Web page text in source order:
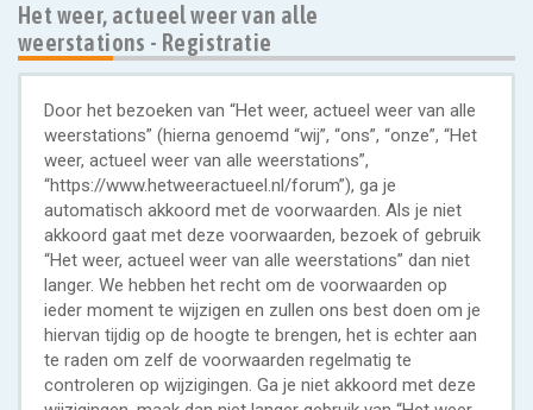
Het weer, actueel weer van alle
weerstations - Registratie
Door het bezoeken van “Het weer, actueel weer van alle
weerstations” (hierna genoemd “wij”, “ons”, “onze”, “Het
weer, actueel weer van alle weerstations”,
“https://www.hetweeractueel.nl/forum”), ga je
automatisch akkoord met de voorwaarden. Als je niet
akkoord gaat met deze voorwaarden, bezoek of gebruik
“Het weer, actueel weer van alle weerstations” dan niet
langer. We hebben het recht om de voorwaarden op
ieder moment te wijzigen en zullen ons best doen om je
hiervan tijdig op de hoogte te brengen, het is echter aan
te raden om zelf de voorwaarden regelmatig te
controleren op wijzigingen. Ga je niet akkoord met deze